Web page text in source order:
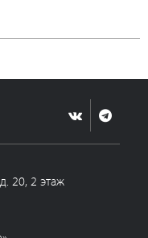
20, 2 этаж